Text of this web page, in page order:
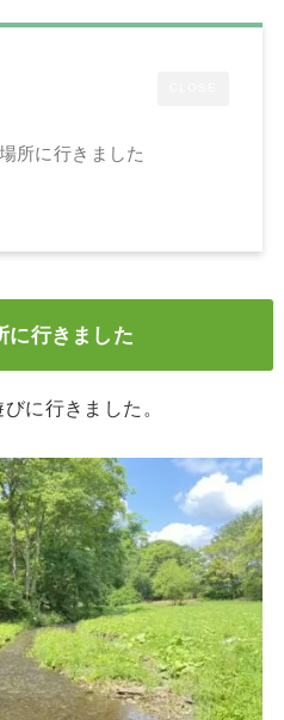
所に行きました
に行きました
に行きました。